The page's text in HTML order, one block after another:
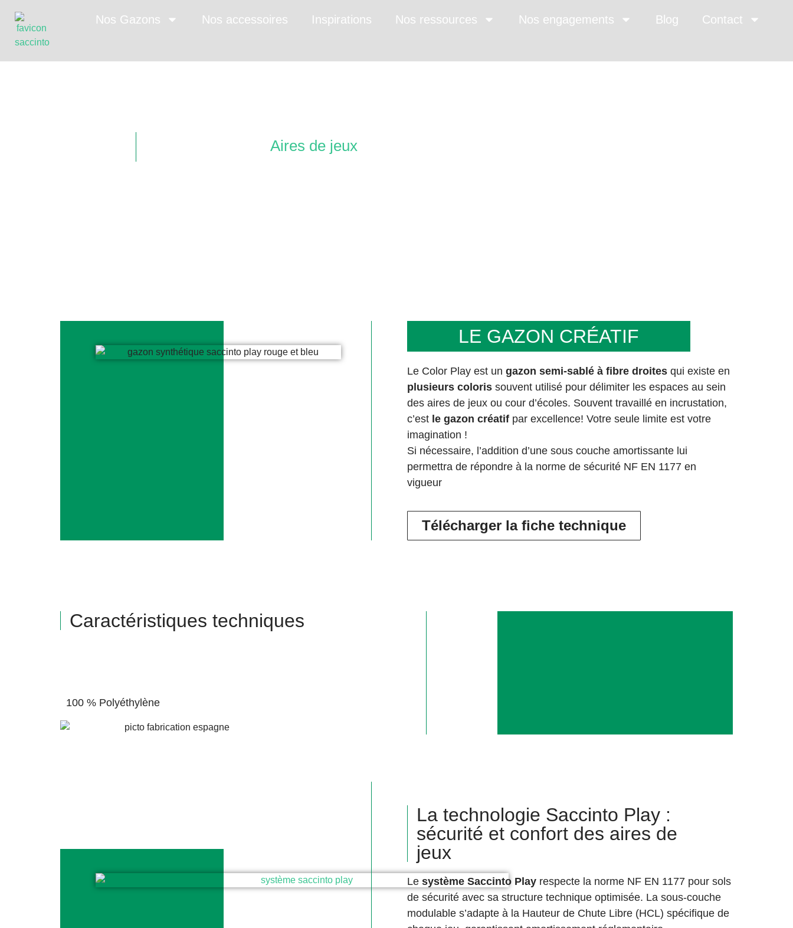
Nos Gazons Nos accessoires Inspirations Nos ressources Nos engagements Blog Contact
Aires de jeux
LE GAZON CRÉATIF
Le Color Play est ungazon semi-sablé à fibre droites qui existe en
plusieurs coloris souvent utilisé pour délimiter les espaces au sein
des aires de jeux ou cour d’écoles. Souvent travaillé en incrustation,
c’est le gazon créatif par excellence! Votre seule limite est votre
imagination !
Si nécessaire, l’addition d’une sous couche amortissante lui
permettra de répondre à la norme de sécurité NF EN 1177 en
vigueur
Télécharger la fiche technique
Caractéristiques techniques
100 % Polyéthylène
La technologie Saccinto Play :
sécurité et confort des aires de
jeux
Lesystème Saccinto Play respecte la norme NF EN 1177 pour sols
de sécurité avec sa structure technique optimisée. La sous-couche
modulable s’adapte à la Hauteur de Chute Libre (HCL) spécifique de